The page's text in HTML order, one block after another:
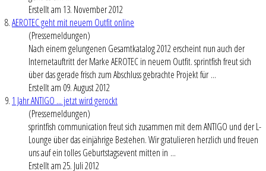
Erstellt am 13. November 2012
8.AEROTEC geht mit neuem Outfit online
(Pressemeldungen)
Nach einem gelungenen Gesamtkatalog 2012 erscheint nun auch der
Internetauftritt der Marke AEROTEC in neuem Outfit. sprintfish freut sich
über das gerade frisch zum Abschluss gebrachte Projekt für ...
Erstellt am 09. August 2012
9. 1 Jahr ANTIGO ... jetzt wird gerockt
(Pressemeldungen)
sprintfish communication freut sich zusammen mit dem ANTIGO und der L-
Lounge über das einjährige Bestehen. Wir gratulieren herzlich und freuen
uns auf ein tolles Geburtstagsevent mitten in ...
Erstellt am 25. Juli 2012